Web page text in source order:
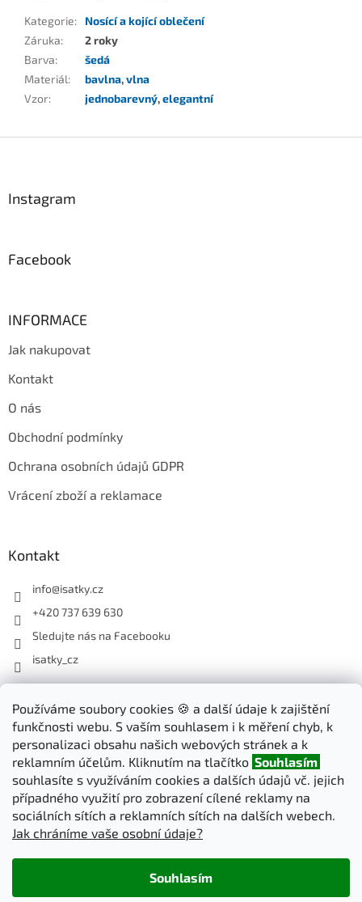
Používáme soubory cookies 🍪 a další údaje k zajištění
funkčnosti webu. S vaším souhlasem i k měření chyb, k
personalizaci obsahu našich webových stránek a k
reklamním účelům. Kliknutím na tlačítko Souhlasím
souhlasíte s využíváním cookies a dalších údajů vč. jejich
případného využití pro zobrazení cílené reklamy na
sociálních sítích a reklamních sítích na dalších webech.
Jak chráníme vaše osobní údaje?
Souhlasím
Kategorie:
Nosící a kojící oblečení
Záruka:
2 roky
Barva:
šedá
Materiál: bavlna,vlna
Vzor: jednobarevný,elegantní
Instagram
Facebook
INFORMACE
Jak nakupovat
Kontakt
O nás
Obchodní podmínky
Ochrana osobních údajů GDPR
Vrácení zboží a reklamace
Kontakt
info@isatky.cz
+420 737 639 630
Sledujte nás na Facebooku
isatky_cz
Odebírat newsletter
Vložte svůj e-mail a my vám budeme zasílat informace o nových
produktech na našem e-shopu.
E-mail
PŘIHLÁSIT SE